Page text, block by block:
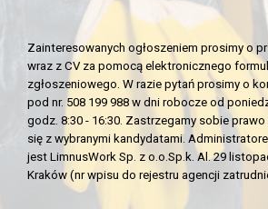
Zainteresowanych ogłoszeniem prosimy o
wraz z CV za pomocą elektronicznego
zgłoszeniowego. W razie pytań prosimy o
pod nr. 508 199 988 w dni robocze od
godz. 8:30 - 16:30. Zastrzegamy sobie
się z wybranymi kandydatami.
jest LimnusWork Sp. z o.o.Sp.k. Al. 29
Kraków (nr wpisu do rejestru agencji